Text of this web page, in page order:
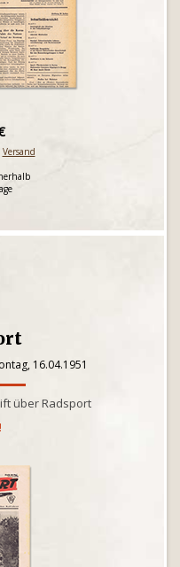
Versand
16.04.1951
über Radsport